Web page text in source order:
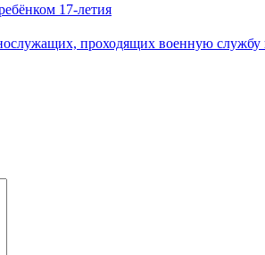
17-летия
проходящих военную службу